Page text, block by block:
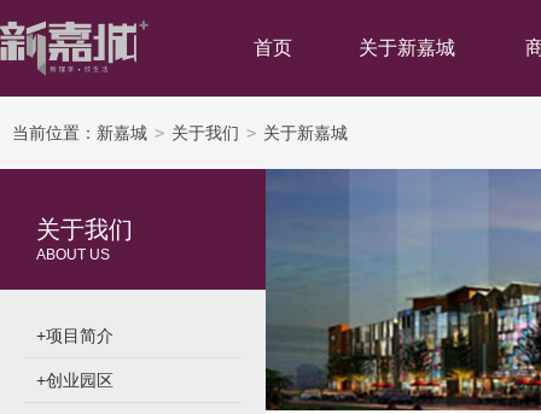
首页 关于新嘉城
当前位置： 新嘉城 > 关于我们 > 关于新嘉城
关于我们
ABOUT US
+项目简介
+创业园区